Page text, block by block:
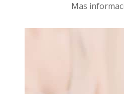
Mas